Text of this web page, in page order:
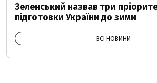
Зеленський назвав три
підготовки України до зими
ВСІ НОВИНИ